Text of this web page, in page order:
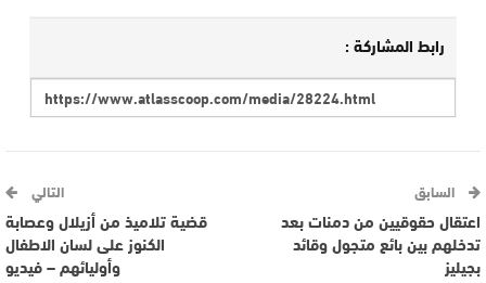
رابط المشاركة :
السابق
اعتقال حقوقيين من دمنات بعد
تدخلهم بين بائع متجول وقائد
بجيليز
التالي
قضية تلاميذ من أزيلال وعصابة
الكنوز على لسان الاطفال
وأوليائهم – فيديو